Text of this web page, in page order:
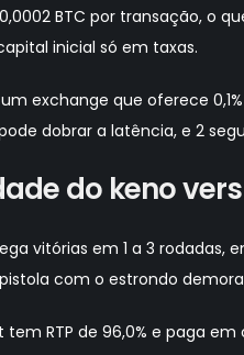
BTC por transação, o
inicial só em taxas.
exchange que oferece
dobrar a latência, e 2
do keno
vitórias em 1 a 3
com o estrondo
tem RTP de 96,0% e paga